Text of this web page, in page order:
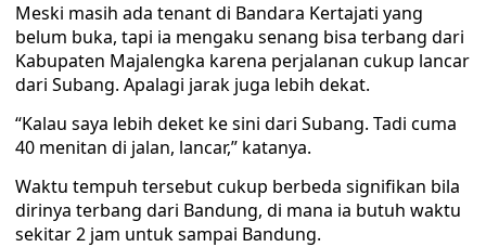
Meski masih ada tenant di Bandara Kertajati yang
belum buka, tapi ia mengaku senang bisa terbang dari
Kabupaten Majalengka karena perjalanan cukup lancar
dari Subang. Apalagi jarak juga lebih dekat.
“Kalau saya lebih deket ke sini dari Subang. Tadi cuma
40 menitan di jalan, lancar,” katanya.
Waktu tempuh tersebut cukup berbeda signifikan bila
dirinya terbang dari Bandung, di mana ia butuh waktu
sekitar 2 jam untuk sampai Bandung.